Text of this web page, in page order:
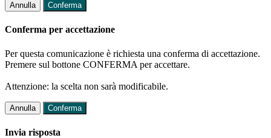
Annulla Conferma
Conferma per accettazione
Per questa comunicazione è richiesta una conferma di accettazione.
Premere sul bottone CONFERMA per accettare.
Attenzione: la scelta non sarà modificabile.
Annulla Conferma
Invia risposta